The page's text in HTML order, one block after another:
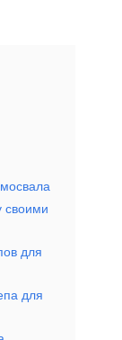
своими
для
для